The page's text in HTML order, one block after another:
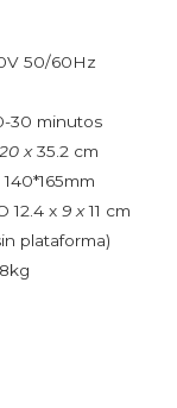
50/60Hz
30 minutos
20 x35.2 cm
12.4 x9 x11 cm
plataforma)